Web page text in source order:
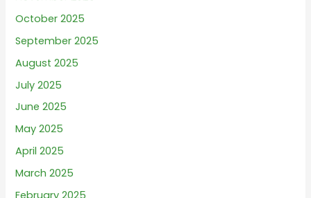
October 2025
September 2025
August 2025
July 2025
June 2025
May 2025
April 2025
March 2025